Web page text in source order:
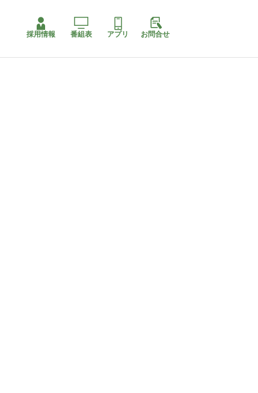
採用情報 番組表 アプリ お問合せ